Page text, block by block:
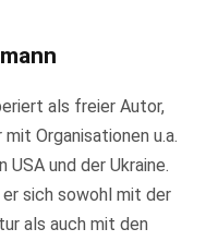
als freier Autor,
Organisationen u.a.
USA und der Ukraine.
sich sowohl mit der
als auch mit den